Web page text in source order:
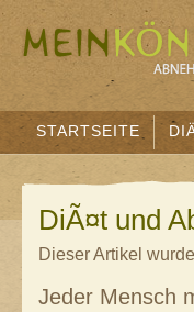
STARTSEITE
DiÃ¤t und
Dieser Artikel
Jeder Mensch